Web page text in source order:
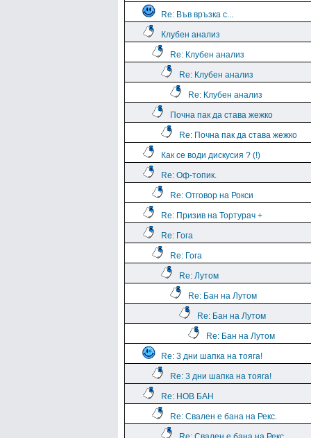
Re: Във връзка с...
Клубен анализ
Re: Клубен анализ
Re: Клубен анализ
Re: Клубен анализ
Почна пак да става жежко
Re: Почна пак да става жежко
Как се води дискусия ? (!)
Re: Оф-топик.
Re: Отговор на Рокси
Re: Призив на Тортурач +
Re: Гога
Re: Гога
Re: Лутом
Re: Бан на Лутом
Re: Бан на Лутом
Re: Бан на Лутом
Re: 3 дни шапка на тояга!
Re: 3 дни шапка на тояга!
Re: НОВ БАН
Re: Свален е бана на Рекс.